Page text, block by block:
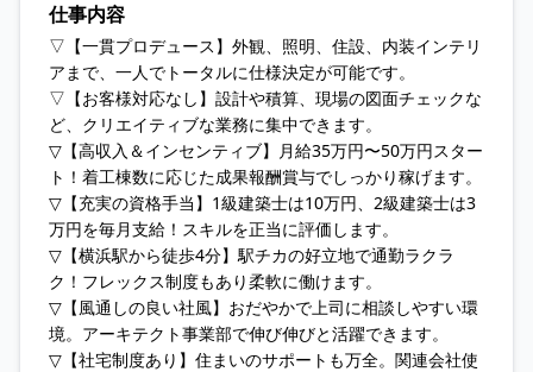
仕事内容
▽【一貫プロデュース】外観、照明、住設、内装インテリ
アまで、一人でトータルに仕様決定が可能です。
▽【お客様対応なし】設計や積算、現場の図面チェックな
ど、クリエイティブな業務に集中できます。
▽【高収入＆インセンティブ】月給35万円〜50万円スター
ト！着工棟数に応じた成果報酬賞与でしっかり稼げます。
▽【充実の資格手当】1級建築士は10万円、2級建築士は3
万円を毎月支給！スキルを正当に評価します。
▽【横浜駅から徒歩4分】駅チカの好立地で通勤ラクラ
ク！フレックス制度もあり柔軟に働けます。
▽【風通しの良い社風】おだやかで上司に相談しやすい環
境。アーキテクト事業部で伸び伸びと活躍できます。
▽【社宅制度あり】住まいのサポートも万全。関連会社使